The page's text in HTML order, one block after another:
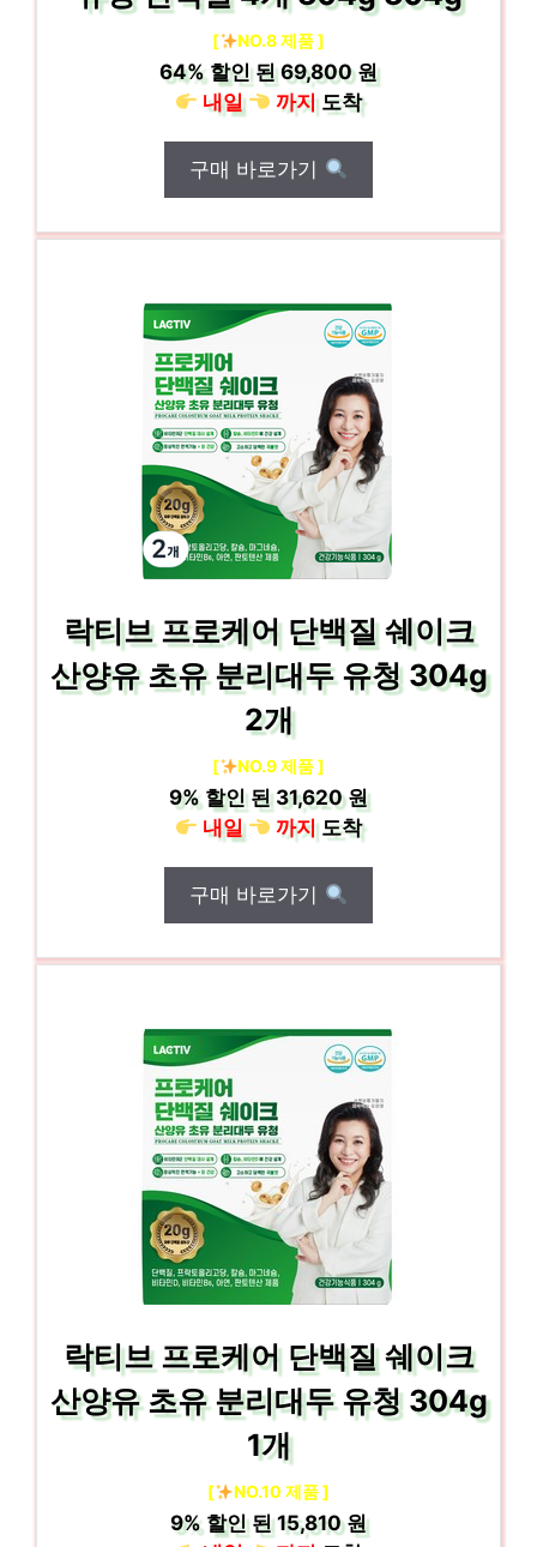
[ NO.8 제품 ]
64%할인 된69,800 원
내일
까지도착
구매 바로가기
락티브 프로케어 단백질 쉐이크
산양유 초유 분리대두 유청 304g
2개
[ NO.9 제품 ]
9%할인 된31,620 원
내일
까지도착
구매 바로가기
락티브 프로케어 단백질 쉐이크
산양유 초유 분리대두 유청 304g
1개
[ NO.10 제품 ]
9%할인 된15,810 원